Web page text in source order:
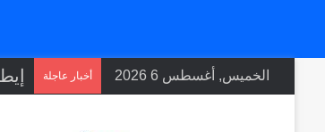
الخميس, أغسطس 6 2026 أخبار عاجلة